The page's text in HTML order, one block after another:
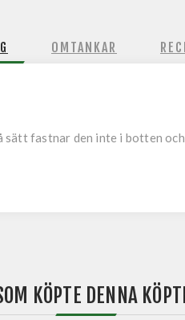
OMTANKAR
fastnar den inte i botten
KÖPTE DENNA